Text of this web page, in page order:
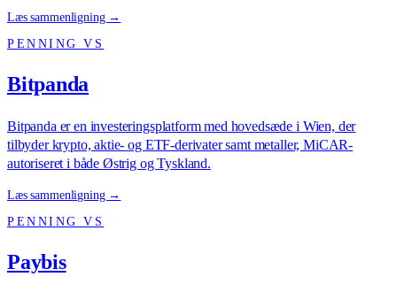
Læs sammenligning →
PENNING VS
Bitpanda
Bitpanda er en investeringsplatform med hovedsæde i Wien, der
tilbyder krypto, aktie- og ETF-derivater samt metaller, MiCAR-
autoriseret i både Østrig og Tyskland.
Læs sammenligning →
PENNING VS
Paybis